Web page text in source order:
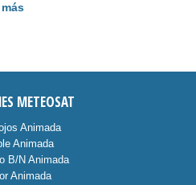
METEOSAT
Animada
Animada
B/N Animada
Animada